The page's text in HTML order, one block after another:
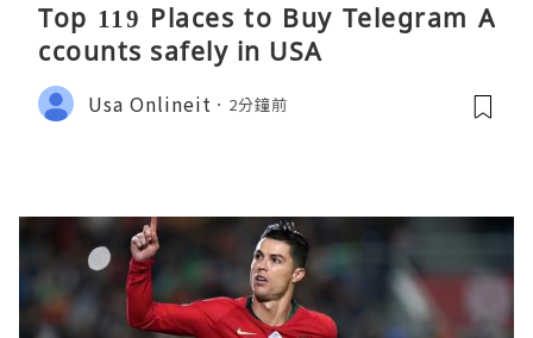
Top 119 Places to Buy Telegram A
ccounts safely in USA
Usa Onlineit 2分鐘前